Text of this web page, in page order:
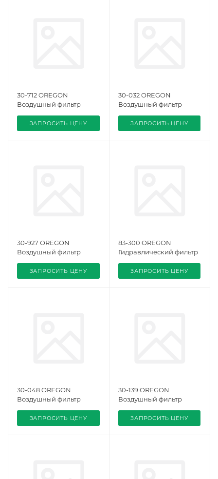
30-712 OREGON
Воздушный фильтр
ЗАПРОСИТЬ ЦЕНУ
30-032 OREGON
Воздушный фильтр
ЗАПРОСИТЬ ЦЕНУ
30-927 OREGON
Воздушный фильтр
ЗАПРОСИТЬ ЦЕНУ
83-300 OREGON
Гидравлический фильтр
ЗАПРОСИТЬ ЦЕНУ
30-048 OREGON
Воздушный фильтр
ЗАПРОСИТЬ ЦЕНУ
30-139 OREGON
Воздушный фильтр
ЗАПРОСИТЬ ЦЕНУ